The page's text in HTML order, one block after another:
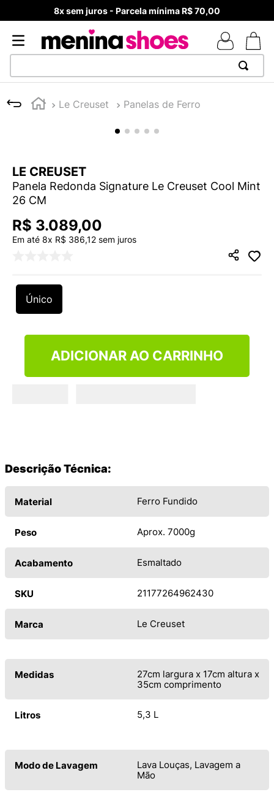
8x sem juros - Parcela mínima R$ 70,00
Le Creuset Panelas de Ferro
LE CREUSET
Panela Redonda Signature Le Creuset Cool Mint
26 CM
R$ 3.089,00
Em até 8x R$ 386,12 sem juros
Único
ADICIONAR AO CARRINHO
Descrição Técnica:
Material Ferro Fundido
Peso Aprox. 7000g
Acabamento Esmaltado
SKU 21177264962430
Marca Le Creuset
Medidas
27cm largura x 17cm altura x
35cm comprimento
Litros 5,3 L
Modo de Lavagem
Lava Louças, Lavagem a
Mão
1
TÊNIS NEWS BALANCE 530
MELISSAS MINI BABY
4º
TÊNIS VEJA WHITE
5
ADIDAS
º
7 º
MELISSA SLIDE
10º NEW 530